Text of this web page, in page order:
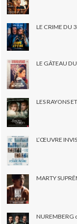
LE CRIME DU
LE GÂTEAU
LES RAYONS
L’ŒUVRE
MARTY
NUREMBERG